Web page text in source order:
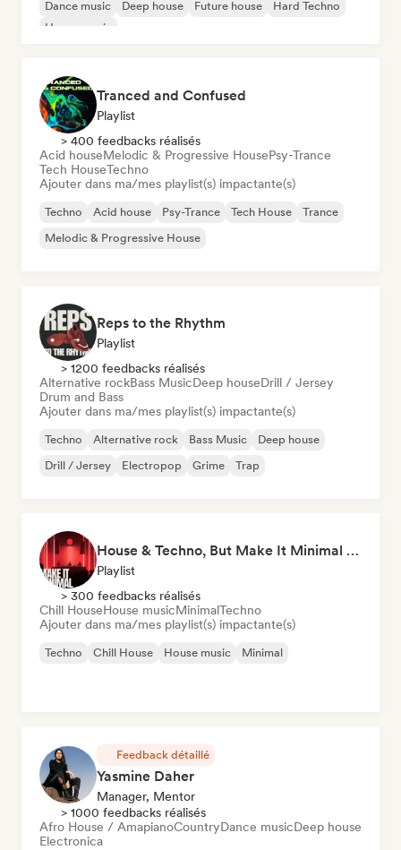
Dance music
Deep house Future house
Hard Techno
House music
Tranced and Confused
Playlist
> 400 feedbacks réalisés
Acid houseMelodic & Progressive HousePsy-Trance
Tech HouseTechno
Ajouter dans ma/mes playlist(s) impactante(s)
Techno Acid house Psy-Trance Tech House
Trance
Melodic & Progressive House
Reps to the Rhythm
Playlist
> 1200 feedbacks réalisés
Alternative rockBass MusicDeep houseDrill / Jersey
Drum and Bass
Ajouter dans ma/mes playlist(s) impactante(s)
Techno Alternative rock Bass Music
Deep house
Drill / Jersey
Electropop Grime Trap
House & Techno, But Make It Minimal 🎚️ Tech House & Melodic Grooves
Playlist
> 300 feedbacks réalisés
Chill HouseHouse musicMinimalTechno
Ajouter dans ma/mes playlist(s) impactante(s)
Techno Chill House House music Minimal
Feedback détaillé
Yasmine Daher
Manager, Mentor
> 1000 feedbacks réalisés
Afro House / AmapianoCountryDance musicDeep house
Electronica